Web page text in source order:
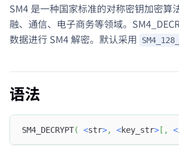
SM4 是一种国家标准的对称密钥加密算
融、通信、电子商务等领域。
数据进行 SM4 解密。默认采用
语法
SM4_DECRYPT( <str>, <key_str> [ , <